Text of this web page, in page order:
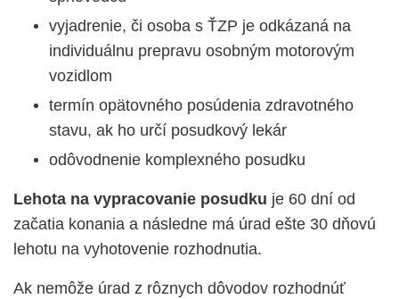
vyjadrenie, či osoba s ŤZP je odkázaná na
individuálnu prepravu osobným motorovým
vozidlom
termín opätovného posúdenia zdravotného
stavu, ak ho určí posudkový lekár
odôvodnenie komplexného posudku
Lehota na vypracovanie posudku je 60 dní od
začatia konania a následne má úrad ešte 30 dňovú
lehotu na vyhotovenie rozhodnutia.
Ak nemôže úrad z rôznych dôvodov rozhodnúť